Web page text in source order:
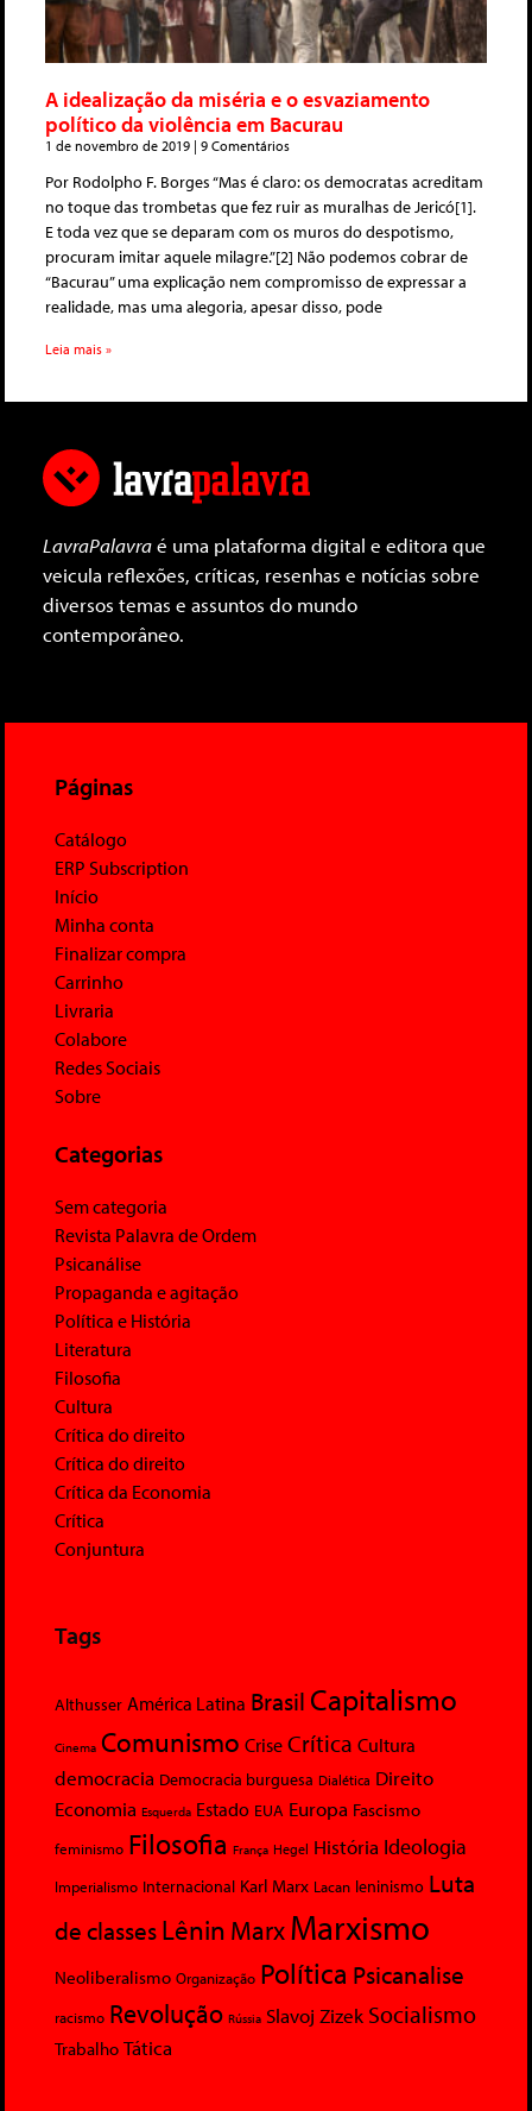
A idealização da miséria e o esvaziamento
político da violência em Bacurau
1 de novembro de 2019 9 Comentários
Por Rodolpho F. Borges “Mas é claro: os democratas acreditam
no toque das trombetas que fez ruir as muralhas de Jericó[1].
E toda vez que se deparam com os muros do despotismo,
procuram imitar aquele milagre.”[2] Não podemos cobrar de
“Bacurau” uma explicação nem compromisso de expressar a
realidade, mas uma alegoria, apesar disso, pode
Leia mais »
LavraPalavraé uma plataforma digital e editora que
veicula reflexões, críticas, resenhas e notícias sobre
diversos temas e assuntos do mundo
contemporâneo.
Páginas
Catálogo
ERP Subscription
Início
Minha conta
Finalizar compra
Carrinho
Livraria
Colabore
Redes Sociais
Sobre
Categorias
Sem categoria
Revista Palavra de Ordem
Psicanálise
Propaganda e agitação
Política e História
Literatura
Filosofia
Cultura
Crítica do direito
Crítica do direito
Crítica da Economia
Crítica
Conjuntura
Tags
Althusser América Latina Brasil Capitalismo
Cinema Comunismo Crise Crítica Cultura
democracia Democracia burguesa Dialética Direito
Economia Esquerda Estado EUA Europa Fascismo
feminismo Filosofia França Hegel História Ideologia
Imperialismo Internacional Karl Marx Lacan leninismo Luta
de classesLênin MarxMarxismo
Neoliberalismo Organização Política Psicanalise
racismo Revolução Rússia Slavoj Zizek Socialismo
Trabalho Tática